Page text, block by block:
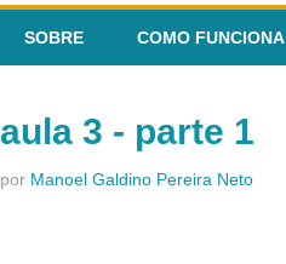
SOBRE COMO FUNCIONA
aula 3 - parte 1
por Manoel Galdino Pereira Neto